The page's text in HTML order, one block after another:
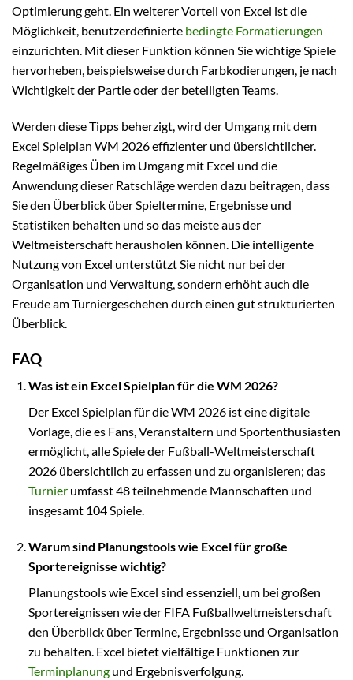
Optimierung geht. Ein weiterer Vorteil von Excel ist die
Möglichkeit, benutzerdefinierte bedingte Formatierungen
einzurichten. Mit dieser Funktion können Sie wichtige Spiele
hervorheben, beispielsweise durch Farbkodierungen, je nach
Wichtigkeit der Partie oder der beteiligten Teams.
Werden diese Tipps beherzigt, wird der Umgang mit dem
Excel Spielplan WM 2026 effizienter und übersichtlicher.
Regelmäßiges Üben im Umgang mit Excel und die
Anwendung dieser Ratschläge werden dazu beitragen, dass
Sie den Überblick über Spieltermine, Ergebnisse und
Statistiken behalten und so das meiste aus der
Weltmeisterschaft herausholen können. Die intelligente
Nutzung von Excel unterstützt Sie nicht nur bei der
Organisation und Verwaltung, sondern erhöht auch die
Freude am Turniergeschehen durch einen gut strukturierten
Überblick.
FAQ
Was ist ein Excel Spielplan für die WM 2026?
Der Excel Spielplan für die WM 2026 ist eine digitale
Vorlage, die es Fans, Veranstaltern und Sportenthusiasten
ermöglicht, alle Spiele der Fußball-Weltmeisterschaft
2026 übersichtlich zu erfassen und zu organisieren; das
Turnierumfasst 48 teilnehmende Mannschaften und
insgesamt 104 Spiele.
Warum sind Planungstools wie Excel für große
Sportereignisse wichtig?
Planungstools wie Excel sind essenziell, um bei großen
Sportereignissen wie der FIFA Fußballweltmeisterschaft
den Überblick über Termine, Ergebnisse und Organisation
zu behalten. Excel bietet vielfältige Funktionen zur
Terminplanungund Ergebnisverfolgung.